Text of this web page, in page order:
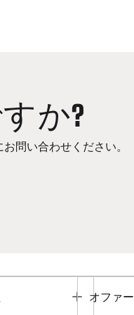
か?
問い合わせください。
Toggle
オファー